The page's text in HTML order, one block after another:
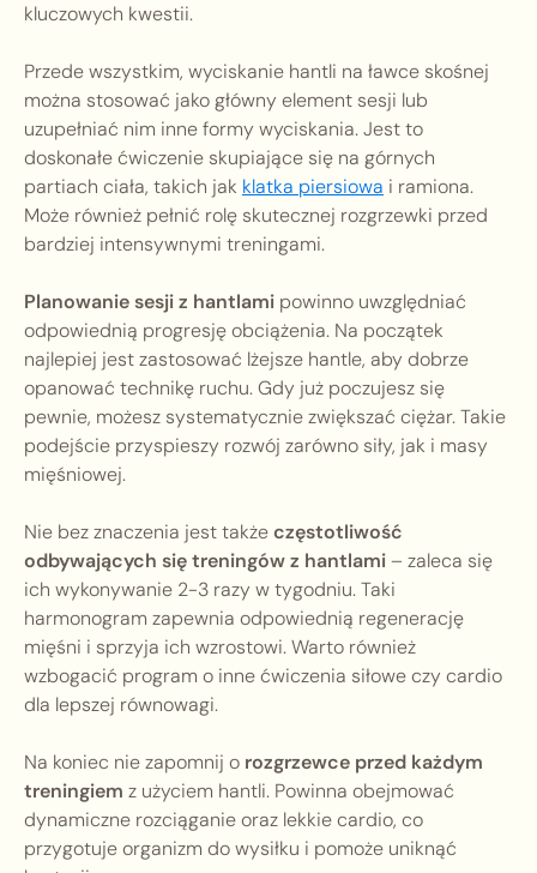
kluczowych kwestii.
Przede wszystkim, wyciskanie hantli na ławce skośnej
można stosować jako główny element sesji lub
uzupełniać nim inne formy wyciskania. Jest to
doskonałe ćwiczenie skupiające się na górnych
partiach ciała, takich jak klatka piersiowa i ramiona.
Może również pełnić rolę skutecznej rozgrzewki przed
bardziej intensywnymi treningami.
Planowanie sesji z hantlami powinno uwzględniać
odpowiednią progresję obciążenia. Na początek
najlepiej jest zastosować lżejsze hantle, aby dobrze
opanować technikę ruchu. Gdy już poczujesz się
pewnie, możesz systematycznie zwiększać ciężar. Takie
podejście przyspieszy rozwój zarówno siły, jak i masy
mięśniowej.
Nie bez znaczenia jest takżeczęstotliwość
odbywających się treningów z hantlami– zaleca się
ich wykonywanie 2-3 razy w tygodniu. Taki
harmonogram zapewnia odpowiednią regenerację
mięśni i sprzyja ich wzrostowi. Warto również
wzbogacić program o inne ćwiczenia siłowe czy cardio
dla lepszej równowagi.
Na koniec nie zapomnij o rozgrzewce przed każdym
treningiem z użyciem hantli. Powinna obejmować
dynamiczne rozciąganie oraz lekkie cardio, co
przygotuje organizm do wysiłku i pomoże uniknąć